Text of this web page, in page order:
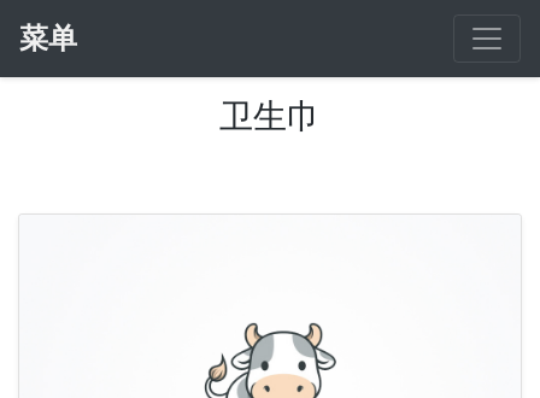
菜单
卫生巾